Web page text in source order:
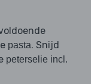
pasta. Snijd
peterselie incl.